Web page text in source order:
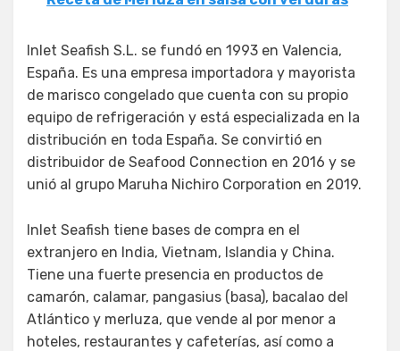
Inlet Seafish S.L. se fundó en 1993 en Valencia,
España. Es una empresa importadora y mayorista
de marisco congelado que cuenta con su propio
equipo de refrigeración y está especializada en la
distribución en toda España. Se convirtió en
distribuidor de Seafood Connection en 2016 y se
unió al grupo Maruha Nichiro Corporation en 2019.
Inlet Seafish tiene bases de compra en el
extranjero en India, Vietnam, Islandia y China.
Tiene una fuerte presencia en productos de
camarón, calamar, pangasius (basa), bacalao del
Atlántico y merluza, que vende al por menor a
hoteles, restaurantes y cafeterías, así como a